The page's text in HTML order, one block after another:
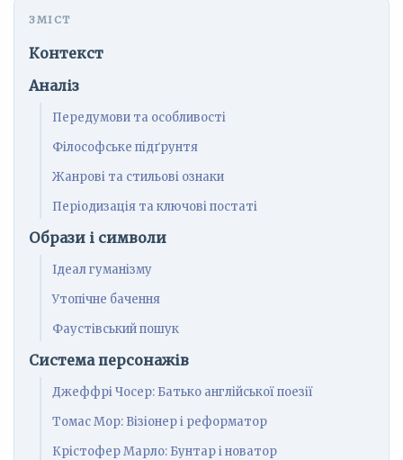
Контекст
Аналіз
Передумови та особливості
Філософське підґрунтя
Жанрові та стильові ознаки
Періодизація та ключові постаті
Образи і символи
Ідеал гуманізму
Утопічне бачення
Фаустівський пошук
Система персонажів
Джеффрі Чосер: Батько англійської поезії
Томас Мор: Візіонер і реформатор
Крістофер Марло: Бунтар і новатор